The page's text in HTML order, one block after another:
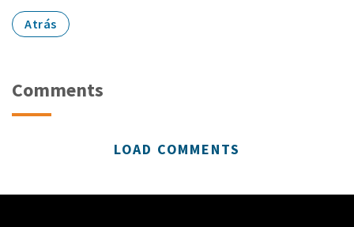
Atrás
Comments
LOAD COMMENTS